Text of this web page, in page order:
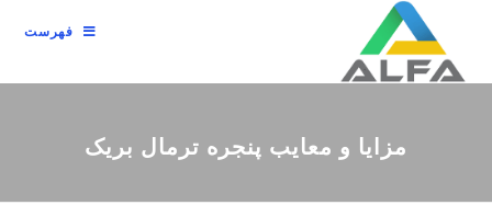
فهرست
مزایا و معایب پنجره ترمال بریک